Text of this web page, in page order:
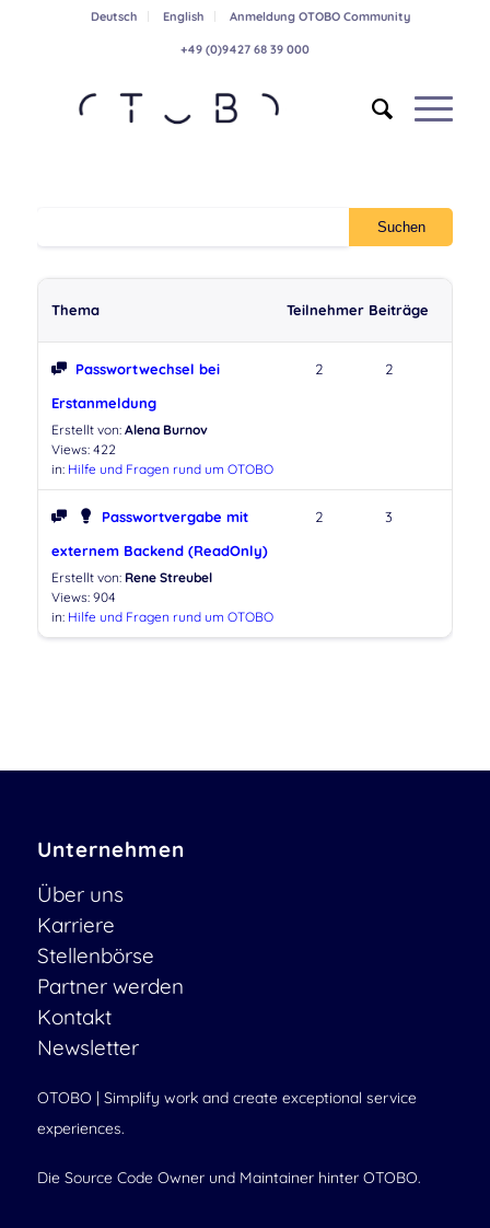
Deutsch English Anmeldung OTOBO Community
+49 (0)9427 68 39 000
Thema Teilnehmer Beiträge
Passwortwechsel bei
Erstanmeldung
Erstellt von: Alena Burnov
Views: 422
in: Hilfe und Fragen rund um OTOBO
2 2
Passwortvergabe mit
externem Backend (ReadOnly)
Erstellt von: Rene Streubel
Views: 904
in: Hilfe und Fragen rund um OTOBO
2 3
Unternehmen
Über uns
Karriere
Stellenbörse
Partner werden
Kontakt
Newsletter
OTOBO | Simplify work and create exceptional service
experiences.
Die Source Code Owner und Maintainer hinter OTOBO.